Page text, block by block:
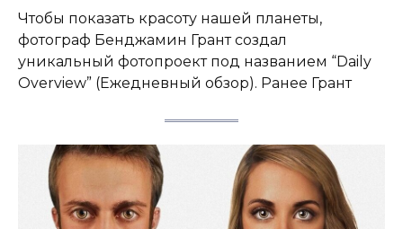
Чтобы показать красоту нашей планеты,
фотограф Бенджамин Грант создал
уникальный фотопроект под названием “Daily
Overview” (Ежедневный обзор). Ранее Грант